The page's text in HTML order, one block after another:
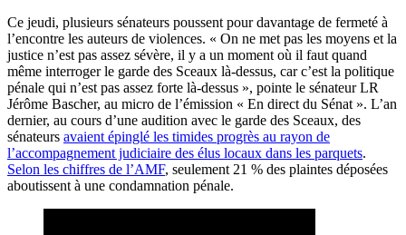
Ce jeudi, plusieurs sénateurs poussent pour davantage de fermeté à
l’encontre les auteurs de violences. « On ne met pas les moyens et la
justice n’est pas assez sévère, il y a un moment où il faut quand
même interroger le garde des Sceaux là-dessus, car c’est la politique
pénale qui n’est pas assez forte là-dessus », pointe le sénateur LR
Jérôme Bascher, au micro de l’émission « En direct du Sénat ». L’an
dernier, au cours d’une audition avec le garde des Sceaux, des
sénateurs avaient épinglé les timides progrès au rayon de
l’accompagnement judiciaire des élus locaux dans les parquets.
Selon les chiffres de l’AMF, seulement 21 % des plaintes déposées
aboutissent à une condamnation pénale.